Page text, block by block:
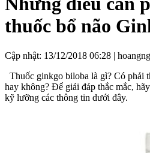
thuốc bổ não
Cập nhật: 13/12/2018 06:28 |
Thuốc ginkgo biloba là gì? Có phải
hay không? Để giải đáp thắc mắc,
kỹ lưỡng các thông tin dưới đây.